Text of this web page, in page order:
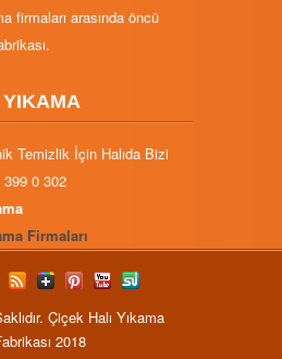
firmaları arasında öncü
Temizlik İçin Halıda Bizi
0 302
Firmaları
Çiçek Halı Yıkama
2018